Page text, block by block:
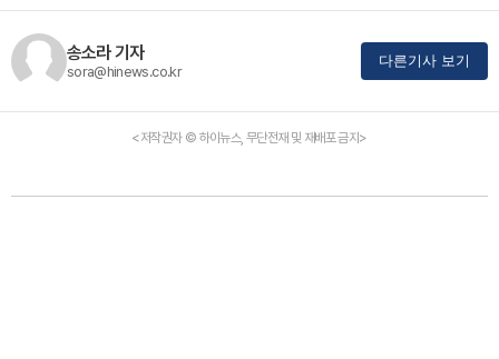
송소라 기자
sora@hinews.co.kr
다른기사 보기
<저작권자 © 하이뉴스, 무단전재 및 재배포 금지>